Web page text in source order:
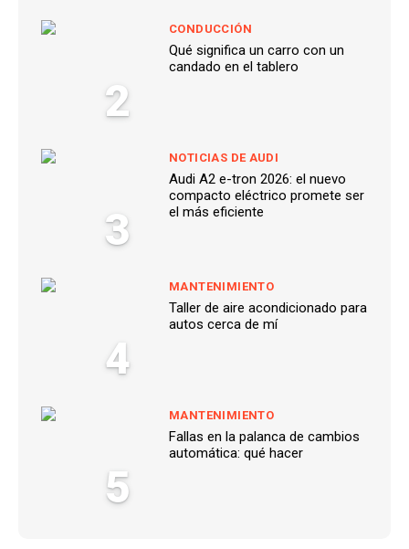
2
CONDUCCIÓN
Qué significa un carro con un
candado en el tablero
3
NOTICIAS DE AUDI
Audi A2 e-tron 2026: el nuevo
compacto eléctrico promete ser
el más eficiente
4
MANTENIMIENTO
Taller de aire acondicionado para
autos cerca de mí
5
MANTENIMIENTO
Fallas en la palanca de cambios
automática: qué hacer